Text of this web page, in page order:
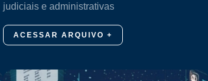
judiciais e administrativas
ACESSAR ARQUIVO +